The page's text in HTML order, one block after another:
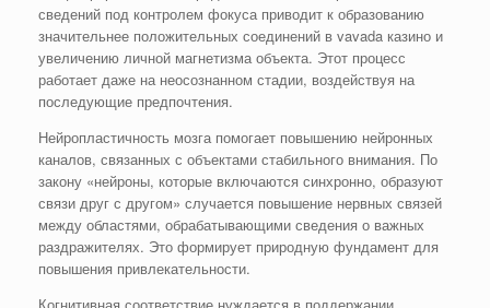
сведений под контролем фокуса приводит к образованию
значительнее положительных соединений в vavada казино и
увеличению личной магнетизма объекта. Этот процесс
работает даже на неосознанном стадии, воздействуя на
последующие предпочтения.
Нейропластичность мозга помогает повышению нейронных
каналов, связанных с объектами стабильного внимания. По
закону «нейроны, которые включаются синхронно, образуют
связи друг с другом» случается повышение нервных связей
между областями, обрабатывающими сведения о важных
раздражителях. Это формирует природную фундамент для
повышения привлекательности.